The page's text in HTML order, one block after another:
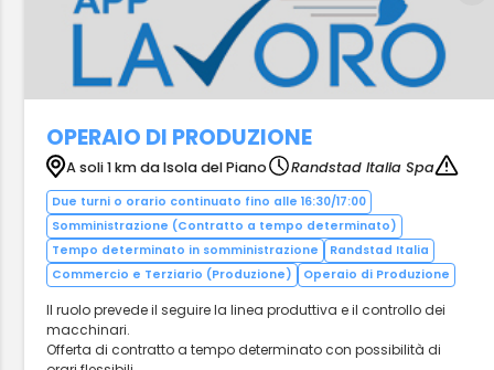
OPERAIO DI PRODUZIONE
A soli 1 km da Isola del Piano Randstad Italia Spa
Due turni o orario continuato fino alle 16:30/17:00
Somministrazione (Contratto a tempo determinato)
Tempo determinato in somministrazione
Randstad Italia
Commercio e Terziario (Produzione)
Operaio di Produzione
Il ruolo prevede il seguire la linea produttiva e il controllo dei
macchinari.
Offerta di contratto a tempo determinato con possibilità di